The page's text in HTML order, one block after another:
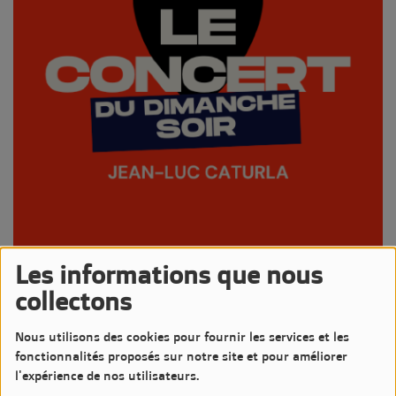
Les informations que nous
collectons
Nous utilisons des cookies pour fournir les services et les
fonctionnalités proposés sur notre site et pour améliorer
l'expérience de nos utilisateurs.
05 OCTOBRE 2025 - 1166 VUES
Écouter le podcast
Comme chaque dimanche Jean-Luc nous propose un Concert
pour mettre en lumière un artiste sur LM7 Radio